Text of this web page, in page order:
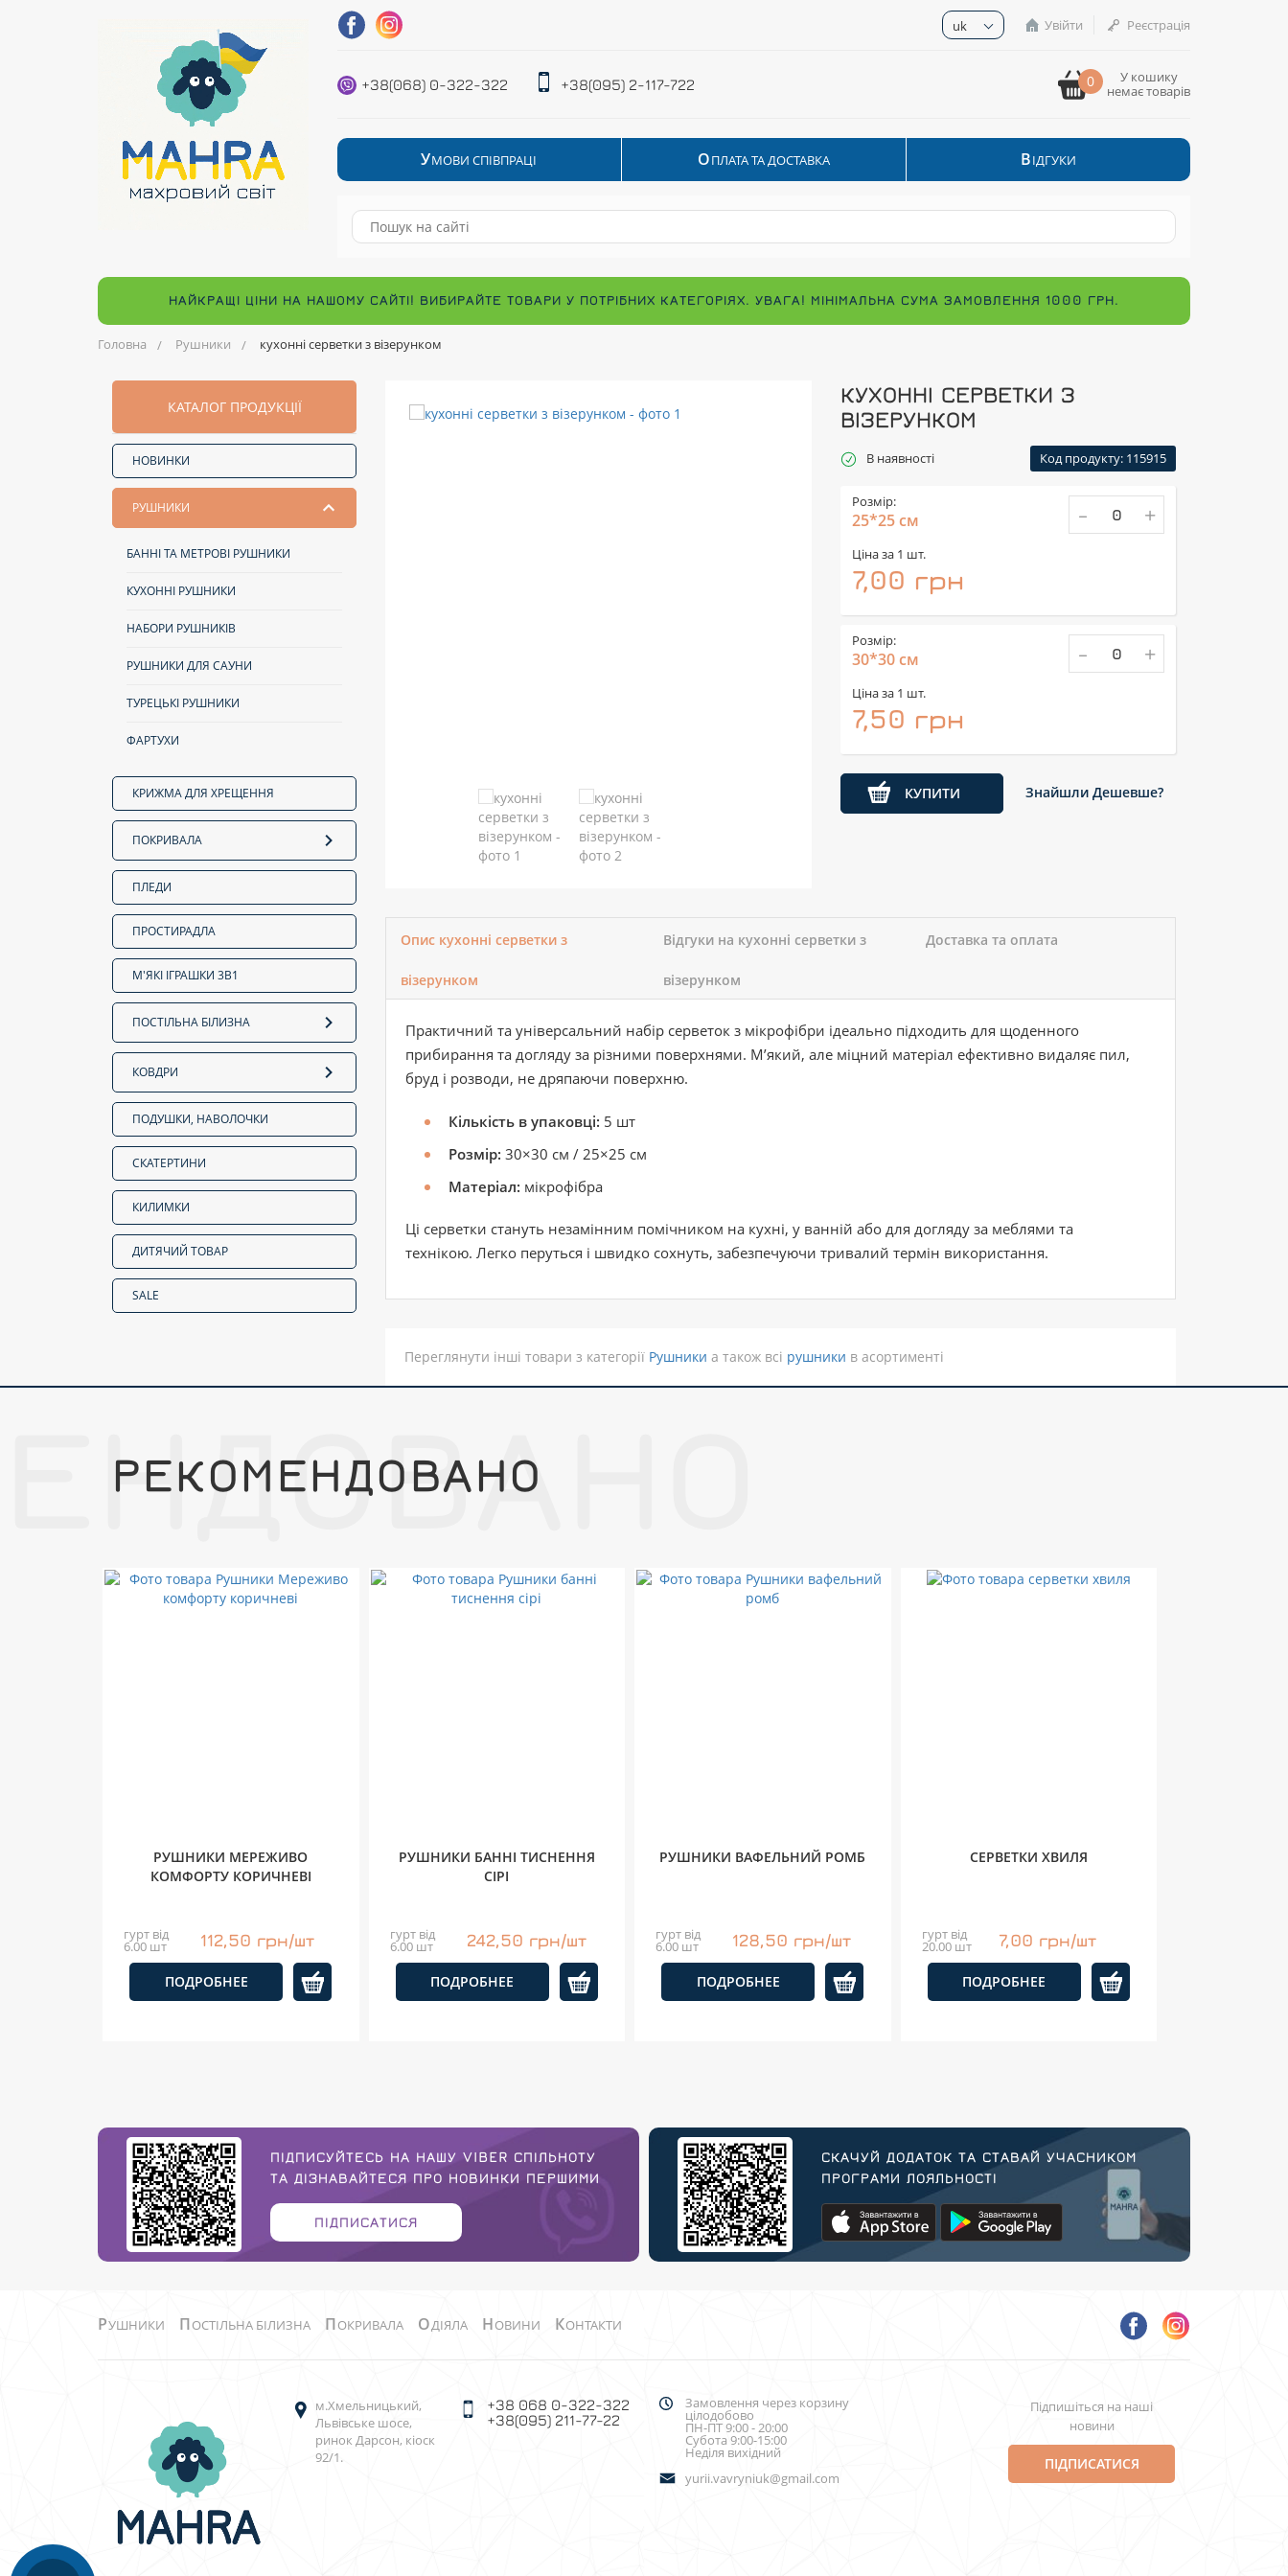
uk Увійти Реєстрація
+38(068) 0-322-322 +38(095) 2-117-722 0
У кошику
немає товарів
УМОВИ СПІВПРАЦІ ОПЛАТА ТА ДОСТАВКА ВІДГУКИ
НАЙКРАЩІ ЦІНИ НА НАШОМУ САЙТІ! ВИБИРАЙТЕ ТОВАРИ У ПОТРІБНИХ КАТЕГОРІЯХ. УВАГА! МІНІМАЛЬНА СУМА ЗАМОВЛЕННЯ 1000 ГРН.
Головна Рушники кухонні серветки з візерунком
КАТАЛОГ ПРОДУКЦІЇ
НОВИНКИ
РУШНИКИ
БАННІ ТА МЕТРОВІ РУШНИКИ
КУХОННІ РУШНИКИ
НАБОРИ РУШНИКІВ
РУШНИКИ ДЛЯ САУНИ
ТУРЕЦЬКІ РУШНИКИ
ФАРТУХИ
КРИЖМА ДЛЯ ХРЕЩЕННЯ
ПОКРИВАЛА
ПЛЕДИ
ПРОСТИРАДЛА
М'ЯКІ ІГРАШКИ 3В1
ПОСТІЛЬНА БІЛИЗНА
КОВДРИ
ПОДУШКИ, НАВОЛОЧКИ
СКАТЕРТИНИ
КИЛИМКИ
ДИТЯЧИЙ ТОВАР
SALE
КУХОННІ СЕРВЕТКИ З
ВІЗЕРУНКОМ
В наявності Код продукту: 115915
Розмір:
25*25 см
Ціна за 1 шт.
7,00 грн
- +
Розмір:
30*30 см
Ціна за 1 шт.
7,50 грн
- +
КУПИТИ Знайшли Дешевше?
Опис кухонні серветки з
візерунком
Відгуки на кухонні серветки з
візерунком
Доставка та оплата
Практичний та універсальний набір серветок з мікрофібри ідеально підходить для щоденного
прибирання та догляду за різними поверхнями. М’який, але міцний матеріал ефективно видаляє пил,
бруд і розводи, не дряпаючи поверхню.
Кількість в упаковці: 5 шт
Розмір: 30×30 см / 25×25 см
Матеріал: мікрофібра
Ці серветки стануть незамінним помічником на кухні, у ванній або для догляду за меблями та
технікою. Легко перуться і швидко сохнуть, забезпечуючи тривалий термін використання.
Переглянути інші товари з категорії Рушники а також всі рушники в асортименті
РЕКОМЕНДОВАНО
РУШНИКИ МЕРЕЖИВО
КОМФОРТУ КОРИЧНЕВІ
гурт від
6.00 шт 112,50 грн/шт
ПОДРОБНЕЕ
РУШНИКИ БАННІ ТИСНЕННЯ
СІРІ
гурт від
6.00 шт 242,50 грн/шт
ПОДРОБНЕЕ
РУШНИКИ ВАФЕЛЬНИЙ РОМБ
гурт від
6.00 шт 128,50 грн/шт
ПОДРОБНЕЕ
СЕРВЕТКИ ХВИЛЯ
гурт від
20.00 шт 7,00 грн/шт
ПОДРОБНЕЕ
ПІДПИСУЙТЕСЬ НА НАШУ VIBER СПІЛЬНОТУ
ТА ДІЗНАВАЙТЕСЯ ПРО НОВИНКИ ПЕРШИМИ
ПІДПИСАТИСЯ
СКАЧУЙ ДОДАТОК ТА СТАВАЙ УЧАСНИКОМ
ПРОГРАМИ ЛОЯЛЬНОСТІ
РУШНИКИ ПОСТІЛЬНА БІЛИЗНА ПОКРИВАЛА ОДІЯЛА НОВИНИ КОНТАКТИ
м.Хмельницький,
Львівське шосе,
ринок Дарсон, кіоск
92/1.
+38 068 0-322-322
+38(095) 211-77-22
Замовлення через корзину
цілодобово
ПН-ПТ 9:00 - 20:00
Субота 9:00-15:00
Неділя вихідний
yurii.vavryniuk@gmail.com
Підпишіться на наші
новини
ПІДПИСАТИСЯ